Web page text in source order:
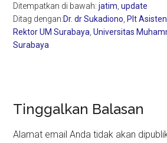
Ditempatkan di bawah:jatim ,update
Ditag dengan:Dr. dr Sukadiono Plt
Rektor UM Surabaya ,Universitas
Surabaya
Reader
Interactions
Tinggalkan Balasan
Alamat email Anda tidak akan